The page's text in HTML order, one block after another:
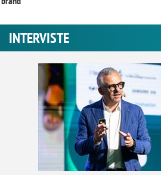
INTERVISTE